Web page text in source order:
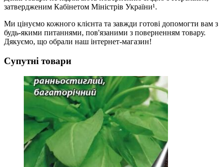
затвердженим Кабінетом Міністрів України¹.
Ми цінуємо кожного клієнта та завжди готові допомогти вам з
будь-якими питаннями, пов'язаними з поверненням товару.
Дякуємо, що обрали наш інтернет-магазин!
Супутні товари